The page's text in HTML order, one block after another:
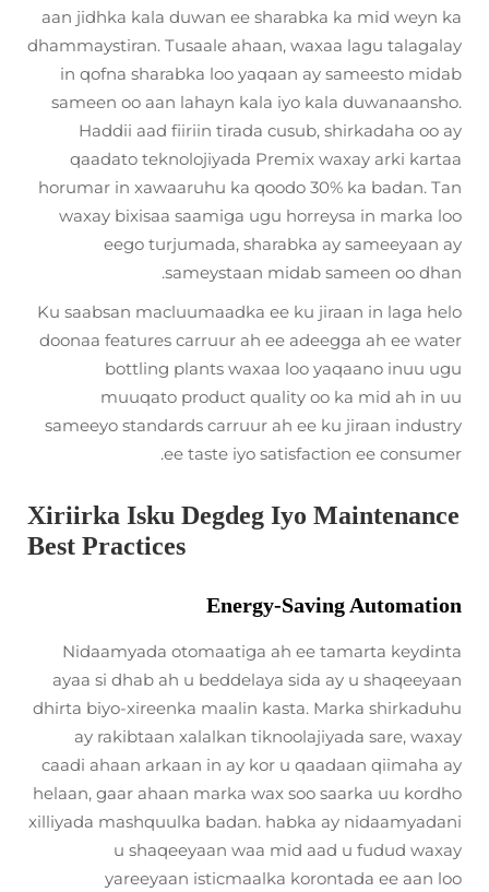
aan jidhka kala duwan ee sharabka ka mid weyn ka
dhammaystiran. Tusaale ahaan, waxaa lagu talagalay
in qofna sharabka loo yaqaan ay sameesto midab
sameen oo aan lahayn kala iyo kala duwanaansho.
Haddii aad fiiriin tirada cusub, shirkadaha oo ay
qaadato teknolojiyada Premix waxay arki kartaa
horumar in xawaaruhu ka qoodo 30% ka badan. Tan
waxay bixisaa saamiga ugu horreysa in marka loo
eego turjumada, sharabka ay sameeyaan ay
sameystaan midab sameen oo dhan.
Ku saabsan macluumaadka ee ku jiraan in laga helo
doonaa features carruur ah ee adeegga ah ee water
bottling plants waxaa loo yaqaano inuu ugu
muuqato product quality oo ka mid ah in uu
sameeyo standards carruur ah ee ku jiraan industry
ee taste iyo satisfaction ee consumer.
Xiriirka Isku Degdeg Iyo Maintenance
Best Practices
Energy-Saving Automation
Nidaamyada otomaatiga ah ee tamarta keydinta
ayaa si dhab ah u beddelaya sida ay u shaqeeyaan
dhirta biyo-xireenka maalin kasta. Marka shirkaduhu
ay rakibtaan xalalkan tiknoolajiyada sare, waxay
caadi ahaan arkaan in ay kor u qaadaan qiimaha ay
helaan, gaar ahaan marka wax soo saarka uu kordho
xilliyada mashquulka badan. habka ay nidaamyadani
u shaqeeyaan waa mid aad u fudud waxay
yareeyaan isticmaalka korontada ee aan loo